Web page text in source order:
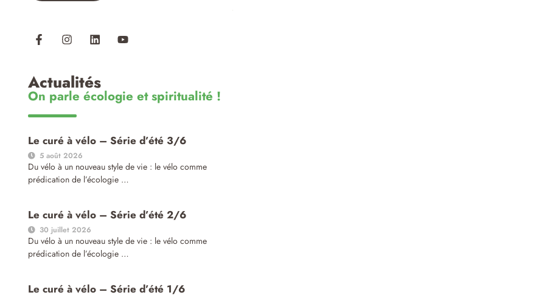
Actualités
On parle écologie et spiritualité !
Le curé à vélo – Série d’été 3/6
5 août 2026
Du vélo à un nouveau style de vie : le vélo comme
prédication de l’écologie …
Le curé à vélo – Série d’été 2/6
30 juillet 2026
Du vélo à un nouveau style de vie : le vélo comme
prédication de l’écologie …
Le curé à vélo – Série d’été 1/6